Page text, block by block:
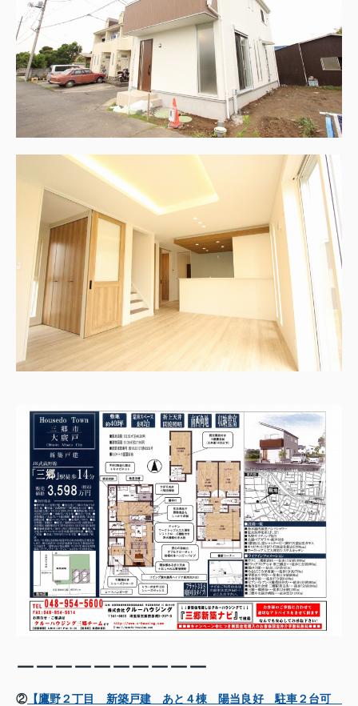
ーーーーーーーーーー
②【鷹野２丁目 新築戸建 あと４棟 陽当良好 駐車２台可